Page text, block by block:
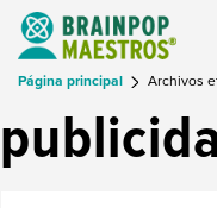
Página principal Archivos